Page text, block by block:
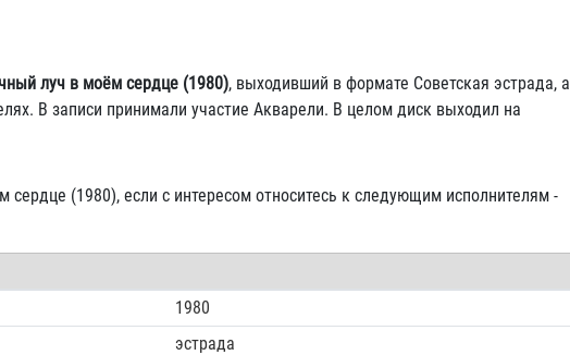
луч в моём сердце (1980), выходивший в формате Советская эстрада, а
В записи принимали участие Акварели. В целом диск выходил на
(1980), если с интересом относитесь к следующим исполнителям -
1980
эстрада